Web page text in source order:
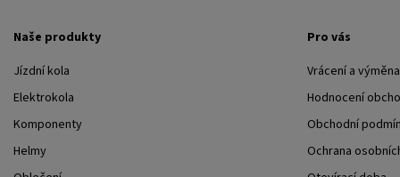
Naše produkty
Jízdní kola
Elektrokola
Komponenty
Helmy
Pro vás
Vrácení a
Hodnocení
Obchodní
Ochrana